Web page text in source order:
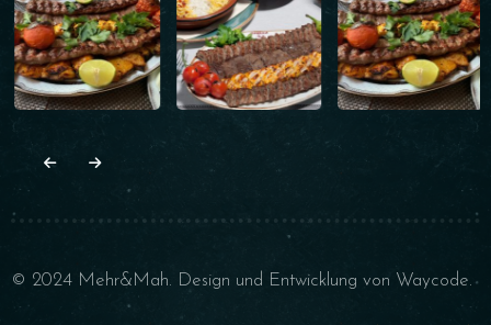
© 2024 Mehr&Mah. Design und Entwicklung von Waycode.